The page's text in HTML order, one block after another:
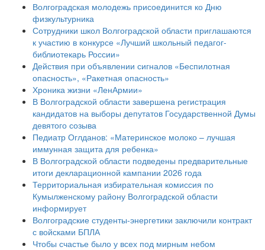
Волгоградская молодежь присоединится ко Дню
физкультурника
Сотрудники школ Волгоградской области приглашаются
к участию в конкурсе «Лучший школьный педагог-
библиотекарь России»
Действия при объявлении сигналов «Беспилотная
опасность», «Ракетная опасность»
Хроника жизни «ЛенАрмии»
В Волгоградской области завершена регистрация
кандидатов на выборы депутатов Государственной Думы
девятого созыва
Педиатр Оглданов: «Материнское молоко – лучшая
иммунная защита для ребенка»
В Волгоградской области подведены предварительные
итоги декларационной кампании 2026 года
Территориальная избирательная комиссия по
Кумылженскому району Волгоградской области
информирует
Волгоградские студенты-энергетики заключили контракт
с войсками БПЛА
Чтобы счастье было у всех под мирным небом